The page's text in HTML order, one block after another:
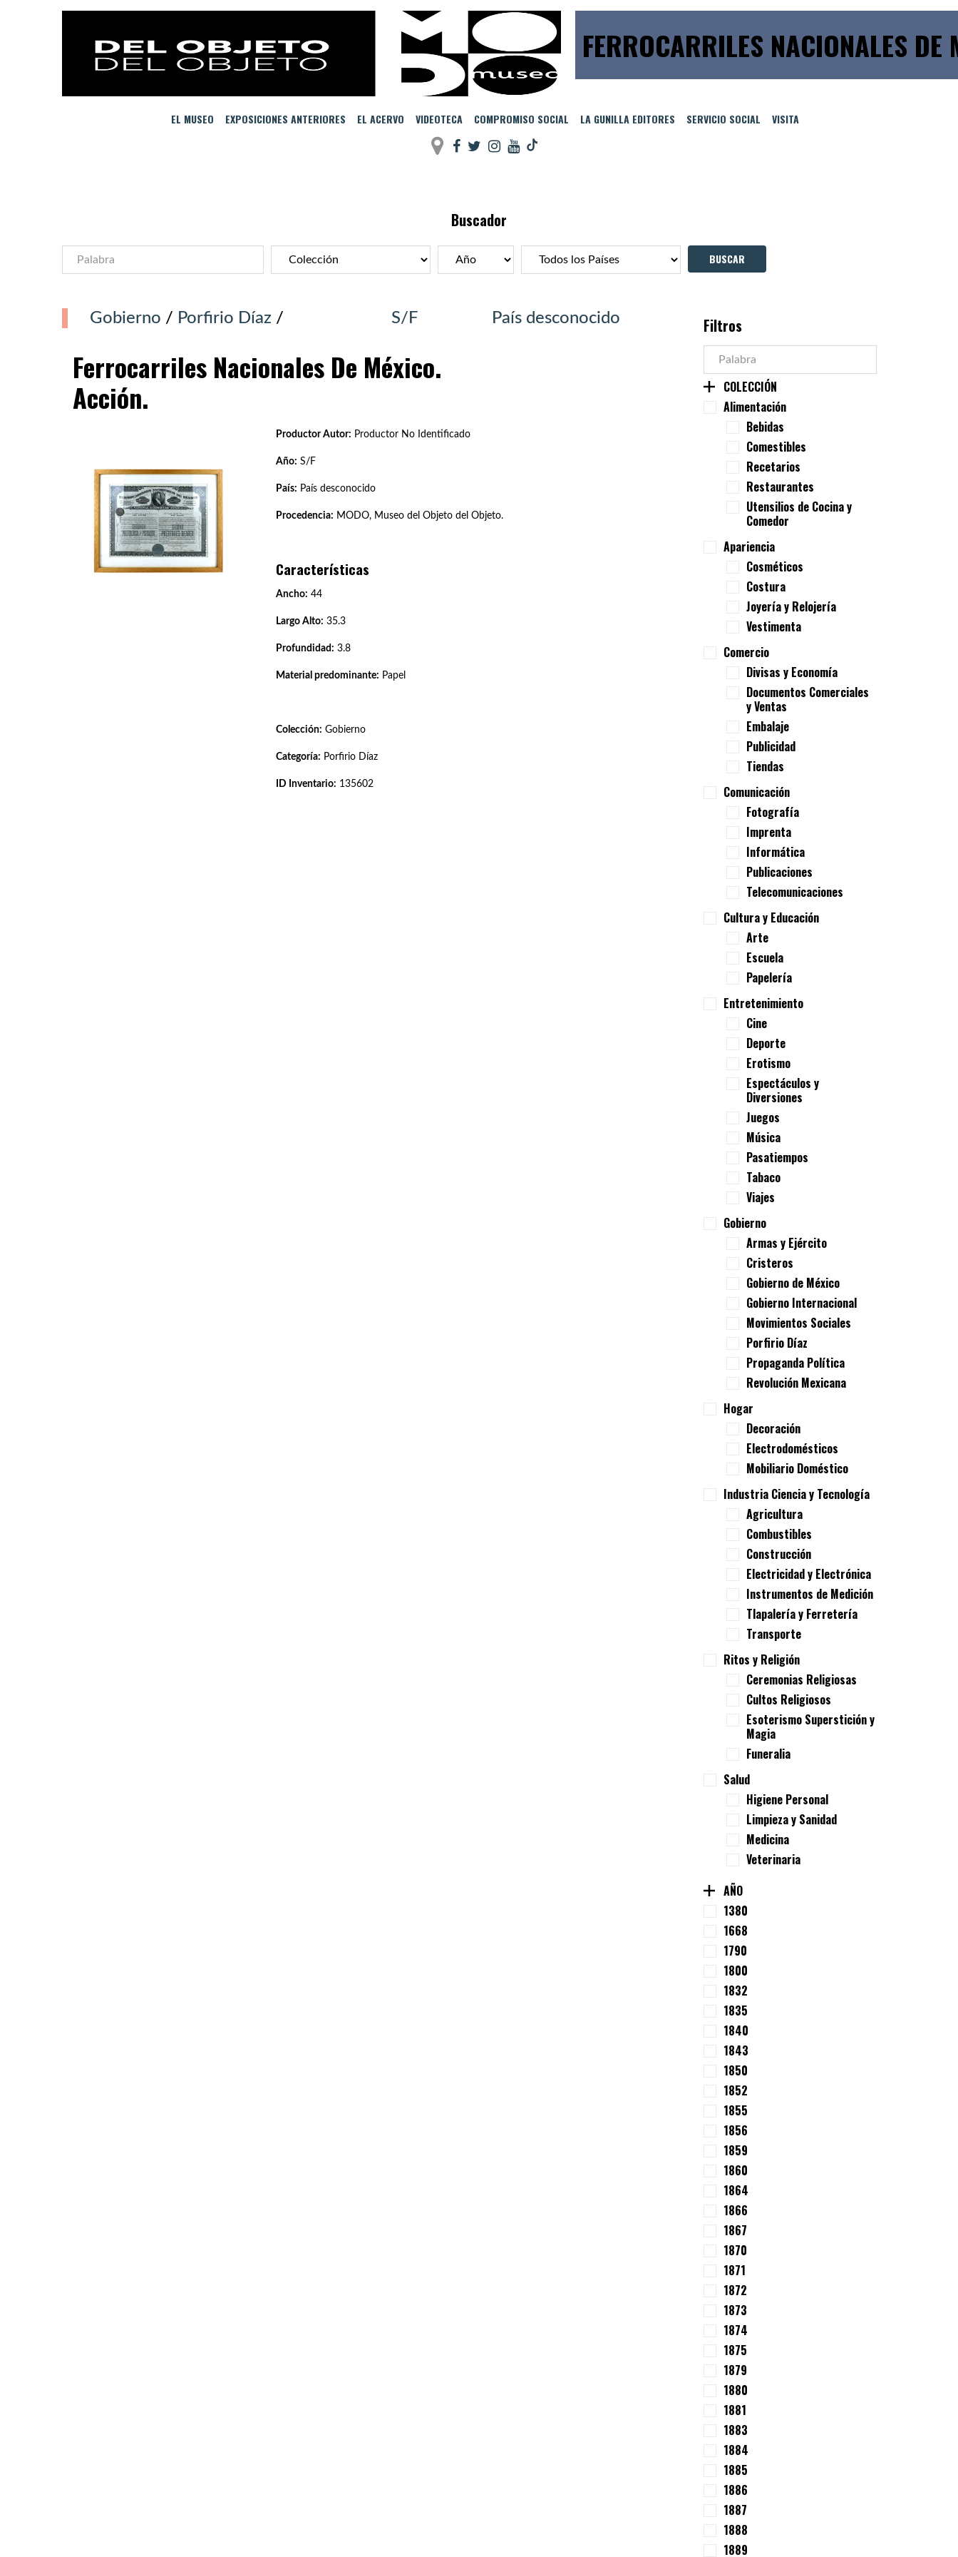
FERROCARRILES NACIONALES
EL MUSEO EXPOSICIONES ANTERIORES EL ACERVO VIDEOTECA COMPROMISO SOCIAL LA GUNILLA EDITORES SERVICIO SOCIAL VISITA
Buscador
Gobierno / Porfirio Díaz / S/F País desconocido
Ferrocarriles Nacionales De México.
Acción.
Productor Autor: Productor No Identificado
Año: S/F
País: País desconocido
Procedencia: MODO, Museo del Objeto del Objeto.
Características
Ancho: 44
Largo Alto: 35.3
Profundidad: 3.8
Material predominante: Papel
Colección: Gobierno
Categoría: Porfirio Díaz
ID Inventario: 135602
Filtros
COLECCIÓN
Alimentación
Bebidas
Comestibles
Recetarios
Restaurantes
Utensilios de Cocina y
Comedor
Apariencia
Cosméticos
Costura
Joyería y Relojería
Vestimenta
Comercio
Divisas y Economía
Documentos Comerciales
y Ventas
Embalaje
Publicidad
Tiendas
Comunicación
Fotografía
Imprenta
Informática
Publicaciones
Telecomunicaciones
Cultura y Educación
Arte
Escuela
Papelería
Entretenimiento
Cine
Deporte
Erotismo
Espectáculos y
Diversiones
Juegos
Música
Pasatiempos
Tabaco
Viajes
Gobierno
Armas y Ejército
Cristeros
Gobierno de México
Gobierno Internacional
Movimientos Sociales
Porfirio Díaz
Propaganda Política
Revolución Mexicana
Hogar
Decoración
Electrodomésticos
Mobiliario Doméstico
Industria Ciencia y Tecnología
Agricultura
Combustibles
Construcción
Electricidad y Electrónica
Instrumentos de Medición
Tlapalería y Ferretería
Transporte
Ritos y Religión
Ceremonias Religiosas
Cultos Religiosos
Esoterismo Superstición y
Magia
Funeralia
Salud
Higiene Personal
Limpieza y Sanidad
Medicina
Veterinaria
AÑO
1380
1668
1790
1800
1832
1835
1840
1843
1850
1852
1855
1856
1859
1860
1864
1866
1867
1870
1871
1872
1873
1874
1875
1879
1880
1881
1883
1884
1885
1886
1887
1888
1889